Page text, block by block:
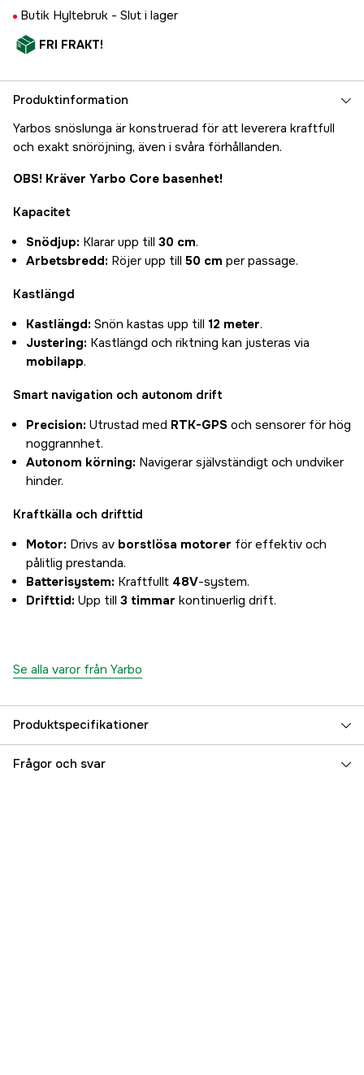
Butik Hyltebruk - Slut i lager
FRI FRAKT!
Produktinformation
Yarbos snöslunga är konstruerad för att leverera kraftfull
och exakt snöröjning, även i svåra förhållanden.
OBS! Kräver Yarbo Core basenhet!
Kapacitet
Snödjup: Klarar upp till 30 cm.
Arbetsbredd: Röjer upp till 50 cm per passage.
Kastlängd
Kastlängd: Snön kastas upp till 12 meter.
Justering: Kastlängd och riktning kan justeras via
mobilapp.
Smart navigation och autonom drift
Precision: Utrustad med RTK-GPS och sensorer för hög
noggrannhet.
Autonom körning: Navigerar självständigt och undviker
hinder.
Kraftkälla och drifttid
Motor: Drivs av borstlösa motorer för effektiv och
pålitlig prestanda.
Batterisystem: Kraftfullt 48V-system.
Drifttid: Upp till 3 timmar kontinuerlig drift.
Se alla varor från Yarbo
Produktspecifikationer
Referensnummer 1000873685
Frågor och svar